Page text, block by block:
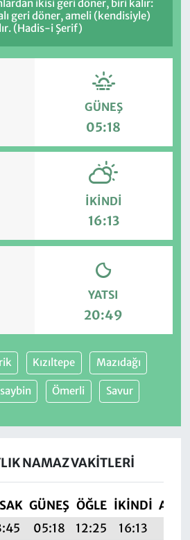
ikisi geri döner, biri kalır:
geri döner, ameli (kendisiyle)
(Hadis-i Şerif)
GÜNEŞ
05:18
İKINDI
16:13
YATSI
20:49
Kızıltepe Mazıdağı
Ömerli Savur
NAMAZ VAKITLERI
GÜNEŞ ÖĞLE İKINDI
05:18 12:25 16:13